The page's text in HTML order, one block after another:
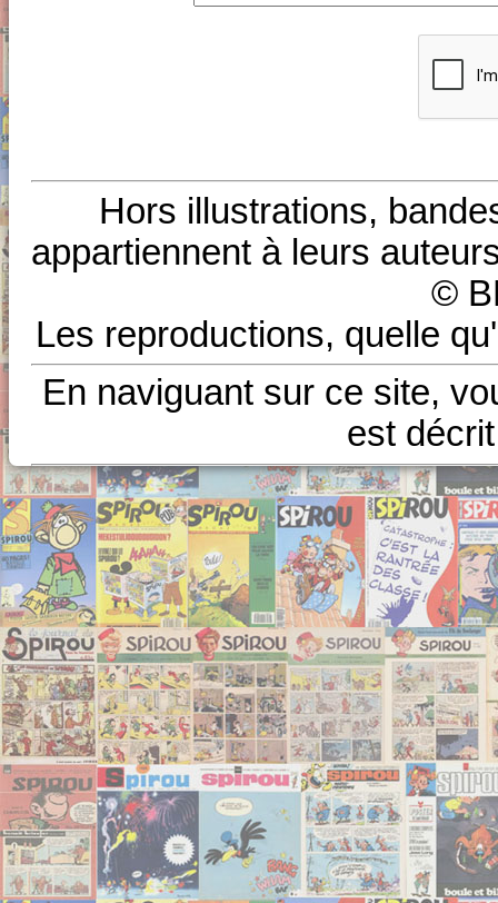
Hors illustrations,
appartiennent à leurs
©
Les reproductions, quelle
En naviguant sur ce site,
est